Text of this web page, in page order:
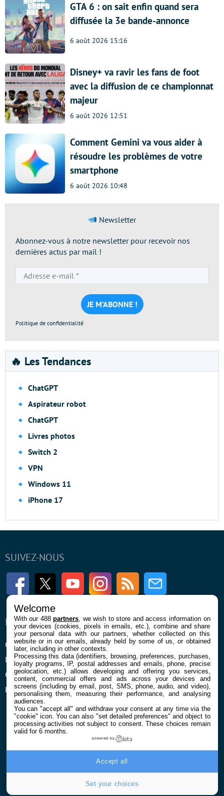
GTA 6 : on sait enfin quand sera
diffusée la 3e bande-annonce
6 août 2026 15:16
Disney+ va ravir les fans de foot
avec la diffusion de ce championnat
majeur
6 août 2026 12:51
Comment Gemini va vous aider à
résoudre les problèmes de votre
smartphone
6 août 2026 10:48
Newsletter
Abonnez-vous à notre newsletter pour recevoir nos
dernières actus par mail !
e-
mail
*
Politique de confidentialité
🔥 Les Tendances
ChatGPT
Aspirateur robot
ChatGPT
Livres photos
Switch 2
VPN
Windows 11
iPhone 17
SUIVEZ-NOUS
FacebookTwitter Youtube InstagramRSS Newsletter
ENTREPRISE
Qui sommes nous
Mentions légales et CGU
Confidentialité et Cookies
Préférences cookies
À PROPOS
La rédaction
Contact
Welcome
With our 488partners , we wish to store and access information on
your devices (cookies, pixels in emails, etc.), combine and share
your personal data with our partners, whether collected on this
website or in our emails, already held by some of us, or obtained
later, including in other contexts.
Processing this data (identifiers, browsing, preferences, purchases,
loyalty programs, IP, postal addresses and emails, phone, precise
geolocation, etc.) allows developing and offering you services,
content, commercial offers and ads across your devices and
screens (including by email, post, SMS, phone, audio, and video),
personalising them, measuring their performance, and analysing
audiences.
You can "accept all" and withdraw your consent at any time via the
"cookie" icon. You can also "set detailed preferences" and object to
processing activities not subject to consent. These choices remain
valid for 6 months.
powered by
Set your choices
Accept all